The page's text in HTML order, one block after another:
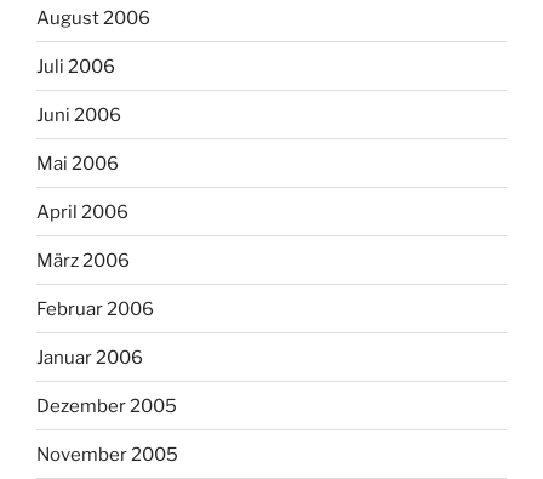
August 2006
Juli 2006
Juni 2006
Mai 2006
April 2006
März 2006
Februar 2006
Januar 2006
Dezember 2005
November 2005